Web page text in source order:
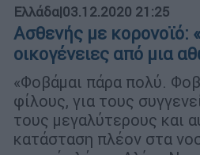
Ελλάδα|03.12.2020 21:25
Ασθενής με κορονοϊό:
οικογένειες από μια
«Φοβάμαι πάρα πολύ.
φίλους, για τους
τους μεγαλύτερους και
κατάσταση πλέον στα